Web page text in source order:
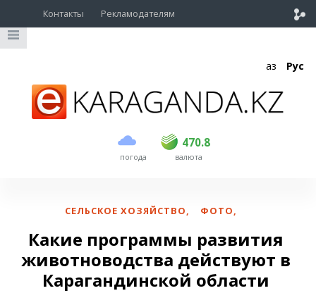
Контакты Рекламодателям
Қаз Рус
погода
470.8
USD 468.5 470.8
EUR валюта
СЕЛЬСКОЕ ХОЗЯЙСТВО, ФОТО,
Какие программы развития
животноводства действуют в
Карагандинской области